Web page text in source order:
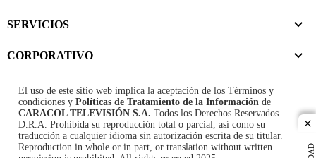
SERVICIOS
CORPORATIVO
El uso de este sitio web implica la aceptación de los Términos y
condiciones y Políticas de Tratamiento de la Información de
CARACOL TELEVISIÓN S.A. Todos los Derechos Reservados
D.R.A. Prohibida su reproducción total o parcial, así como su
traducción a cualquier idioma sin autorización escrita de su titular.
Reproduction in whole or in part, or translation without written